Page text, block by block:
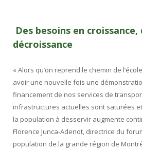
Des besoins en croissance,
décroissance
« Alors qu’on reprend le chemin de
avoir une nouvelle fois une
financement de nos services de
infrastructures actuelles sont saturées
la population à desservir augmente
Florence Junca-Adenot, directrice du
population de la grande région de